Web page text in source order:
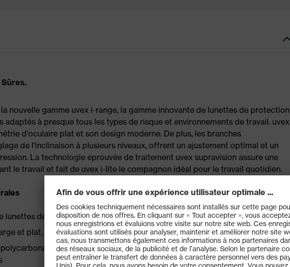
nouvelle gamme uvex i-range, la gamme innovante de lunettes de protection
adaptés à presque tous les types de risque et environnements de travail. uvex
d'oculaire plat et son design moderne. De plus, les branches
de l'inclinaison à plusieurs niveaux, offrent un ajustement optimal et un
La technologie éprouvée de traitement uvex supravision assure une
le travail et fait de uvex i-lite le compagnon idéal pour le travail quotidien.
lunettes de protection 3-en-1 pour presque tous les environnements de travail
et plat, pour un champ de vision sans restriction
avec traitement éprouvé uvex supravision – Oculaire antibuée